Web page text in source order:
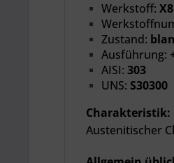
Werkstoff:
Zustand:
Ausführung:
AISI: 303
UNS: S30300
Charakteristik:
Austenitischer